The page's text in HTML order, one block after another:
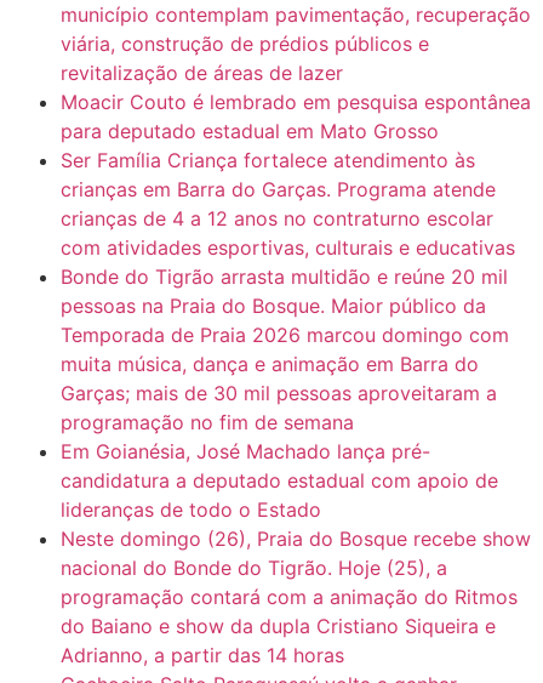
município contemplam pavimentação, recuperação
viária, construção de prédios públicos e
revitalização de áreas de lazer
Moacir Couto é lembrado em pesquisa espontânea
para deputado estadual em Mato Grosso
Ser Família Criança fortalece atendimento às
crianças em Barra do Garças. Programa atende
crianças de 4 a 12 anos no contraturno escolar
com atividades esportivas, culturais e educativas
Bonde do Tigrão arrasta multidão e reúne 20 mil
pessoas na Praia do Bosque. Maior público da
Temporada de Praia 2026 marcou domingo com
muita música, dança e animação em Barra do
Garças; mais de 30 mil pessoas aproveitaram a
programação no fim de semana
Em Goianésia, José Machado lança pré-
candidatura a deputado estadual com apoio de
lideranças de todo o Estado
Neste domingo (26), Praia do Bosque recebe show
nacional do Bonde do Tigrão. Hoje (25), a
programação contará com a animação do Ritmos
do Baiano e show da dupla Cristiano Siqueira e
Adrianno, a partir das 14 horas